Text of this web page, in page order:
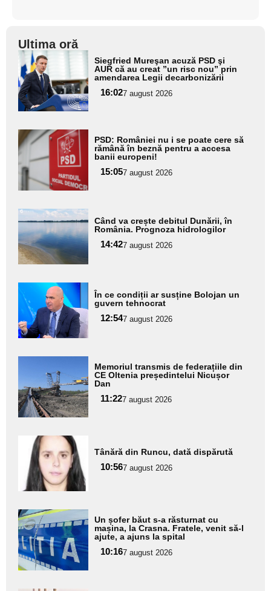
Ultima oră
Adaugă
aici textul
pentru
subtitlu
Siegfried Mureşan acuză PSD şi
AUR că au creat ”un risc nou” prin
amendarea Legii decarbonizării
16:027 august 2026
Adaugă
aici textul
pentru
subtitlu
PSD: României nu i se poate cere să
rămână în beznă pentru a accesa
banii europeni!
15:057 august 2026
Adaugă
aici textul
pentru
subtitlu
Când va crește debitul Dunării, în
România. Prognoza hidrologilor
14:427 august 2026
Adaugă
aici textul
pentru
subtitlu
În ce condiții ar susține Bolojan un
guvern tehnocrat
12:547 august 2026
aici textul
pentru
subtitlu
Memoriul transmis de federațiile din
CE Oltenia președintelui Nicușor
Dan
11:227 august 2026
Adaugă
aici textul
pentru
subtitlu
Tânără din Runcu, dată dispărută
10:567 august 2026
Adaugă
aici textul
pentru
subtitlu
Un șofer băut s-a răsturnat cu
mașina, la Crasna. Fratele, venit să-l
ajute, a ajuns la spital
10:167 august 2026